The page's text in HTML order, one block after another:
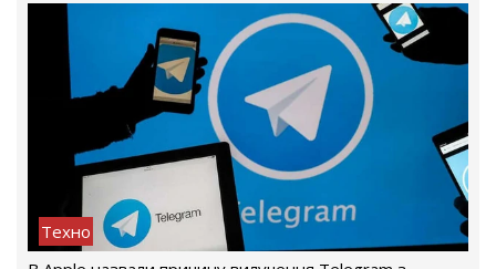
Техно